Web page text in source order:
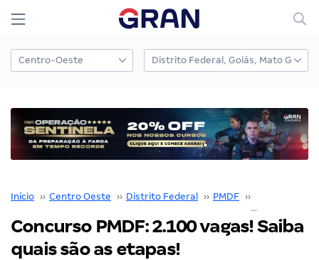
Início ›› Centro Oeste ›› Distrito Federal ›› PMDF ››
Concurso PMDF: 2.100 vagas! Saiba
quais são as etapas!